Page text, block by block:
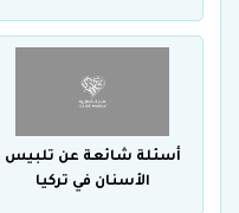
أسئلة شائعة عن تلبيس
الأسنان في تركيا